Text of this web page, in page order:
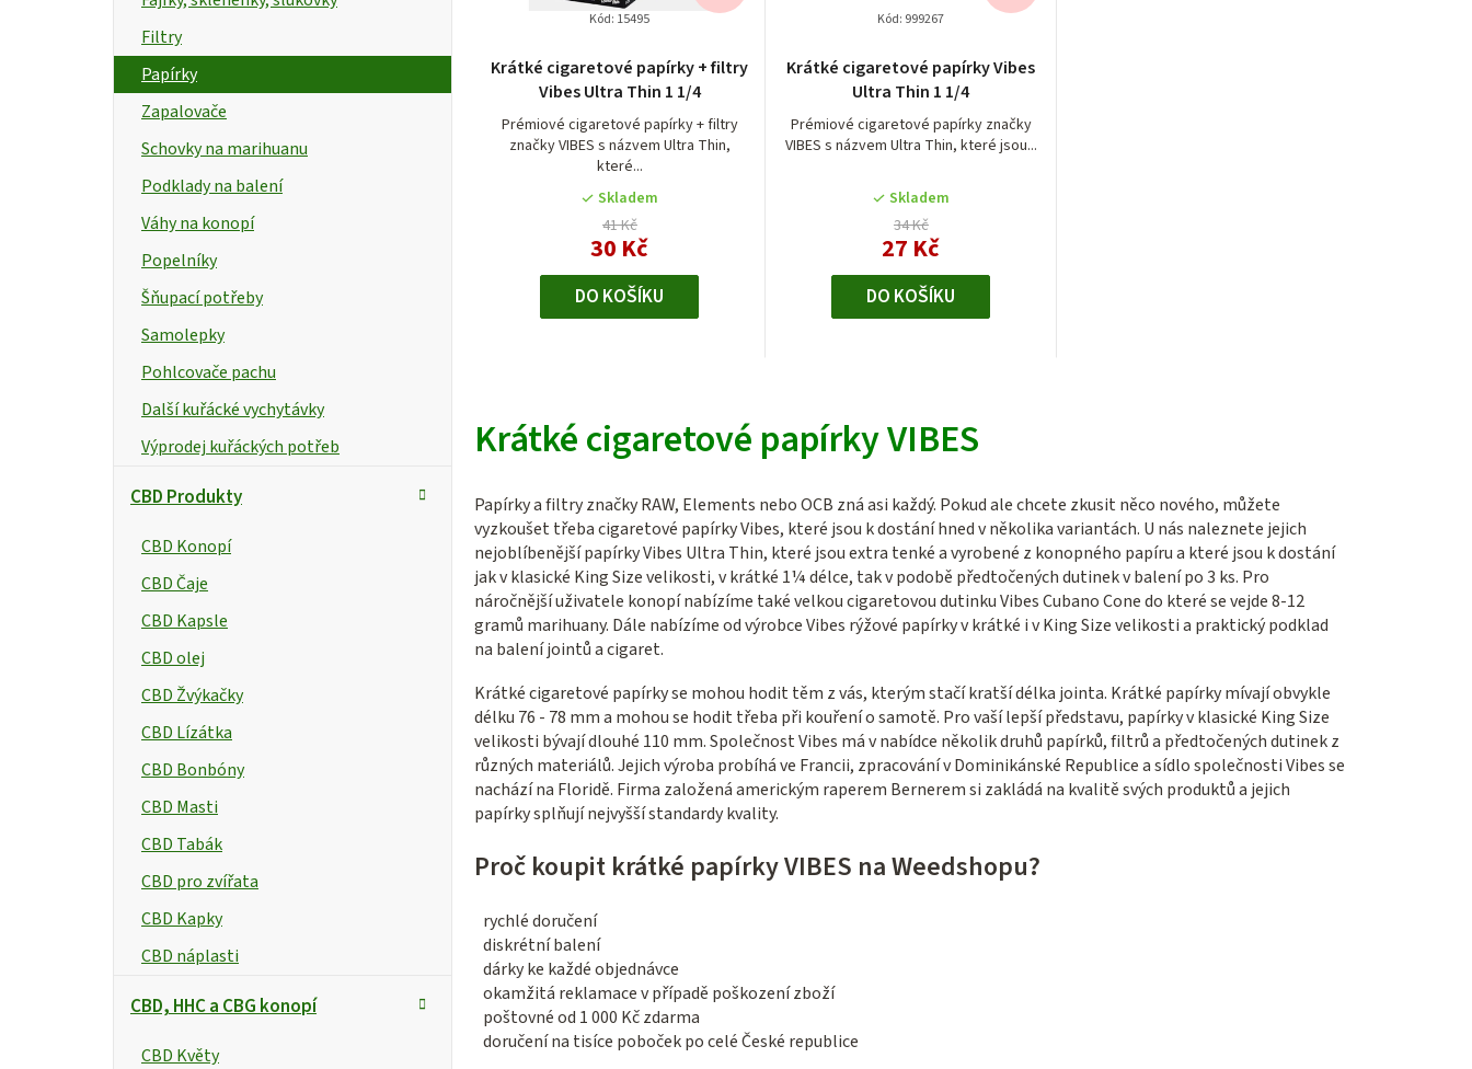
a
n
Filtry
Papírky
Zapalovače
Schovky na marihuanu
Podklady na balení
Váhy na konopí
Popelníky
Šňupací potřeby
Samolepky
Pohlcovače pachu
Další kuřácké vychytávky
Výprodej kuřáckých potřeb
CBD Produkty
CBD Konopí
CBD Čaje
CBD Kapsle
CBD olej
CBD Žvýkačky
CBD Lízátka
CBD Bonbóny
CBD Masti
CBD Tabák
CBD pro zvířata
CBD Kapky
CBD náplasti
CBD, HHC a CBG konopí
CBD Květy
p
r
o
d
u
k
t
ů
Krátké cigaretové papírky + filtry
Vibes Ultra Thin 1 1/4
Prémiové cigaretové papírky + filtry
značky VIBES s názvem Ultra Thin,
které...
Skladem
41 Kč
30 Kč
DO KOŠÍKU
Kód: 15495
Krátké cigaretové papírky Vibes
Ultra Thin 1 1/4
Prémiové cigaretové papírky značky
VIBES s názvem Ultra Thin, které jsou...
Skladem
34 Kč
27 Kč
DO KOŠÍKU
Kód: 999267
v
l
á
d
a
c
í
p
v
k
y
v
p
i
Krátké cigaretové papírky VIBES
Papírky a filtry značky RAW, Elements nebo OCB zná asi každý. Pokud ale chcete zkusit něco nového, můžete
vyzkoušet třeba cigaretové papírky Vibes, které jsou k dostání hned v několika variantách. U nás naleznete jejich
nejoblíbenější papírky Vibes Ultra Thin, které jsou extra tenké a vyrobené z konopného papíru a které jsou k dostání
jak v klasické King Size velikosti, v krátké 1¼ délce, tak v podobě předtočených dutinek v balení po 3 ks. Pro
náročnější uživatele konopí nabízíme také velkou cigaretovou dutinku Vibes Cubano Cone do které se vejde 8-12
gramů marihuany. Dále nabízíme od výrobce Vibes rýžové papírky v krátké i v King Size velikosti a praktický podklad
na balení jointů a cigaret.
Krátké cigaretové papírky se mohou hodit těm z vás, kterým stačí kratší délka jointa. Krátké papírky mívají obvykle
délku 76 - 78 mm a mohou se hodit třeba při kouření o samotě. Pro vaší lepší představu, papírky v klasické King Size
velikosti bývají dlouhé 110 mm. Společnost Vibes má v nabídce několik druhů papírků, filtrů a předtočených dutinek z
různých materiálů. Jejich výroba probíhá ve Francii, zpracování v Dominikánské Republice a sídlo společnosti Vibes se
nachází na Floridě. Firma založená americkým raperem Bernerem si zakládá na kvalitě svých produktů a jejich
papírky splňujínejvyšší standardy kvality.
Proč koupit krátké papírky VIBES na Weedshopu?
rychlé doručení
diskrétní balení
dárky ke každé objednávce
okamžitá reklamace v případě poškození zboží
poštovné od 1 000 Kč zdarma
doručení na tisíce poboček po celé České republice